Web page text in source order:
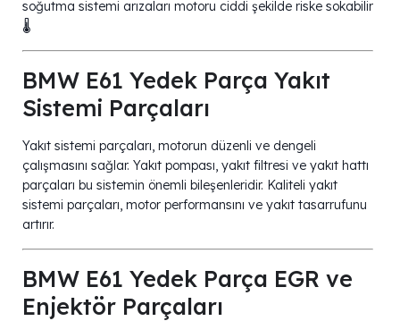
soğutma sistemi arızaları motoru ciddi şekilde riske sokabilir
🌡️
BMW E61 Yedek Parça Yakıt
Sistemi Parçaları
Yakıt sistemi parçaları, motorun düzenli ve dengeli
çalışmasını sağlar. Yakıt pompası, yakıt filtresi ve yakıt hattı
parçaları bu sistemin önemli bileşenleridir. Kaliteli yakıt
sistemi parçaları, motor performansını ve yakıt tasarrufunu
artırır.
BMW E61 Yedek Parça EGR ve
Enjektör Parçaları